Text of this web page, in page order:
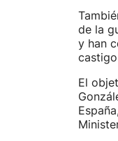
de la
y han
El